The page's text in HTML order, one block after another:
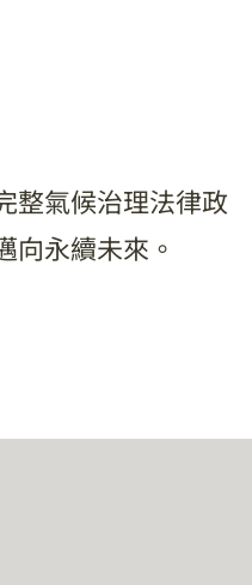
整氣候治理法律政
向永續未來。